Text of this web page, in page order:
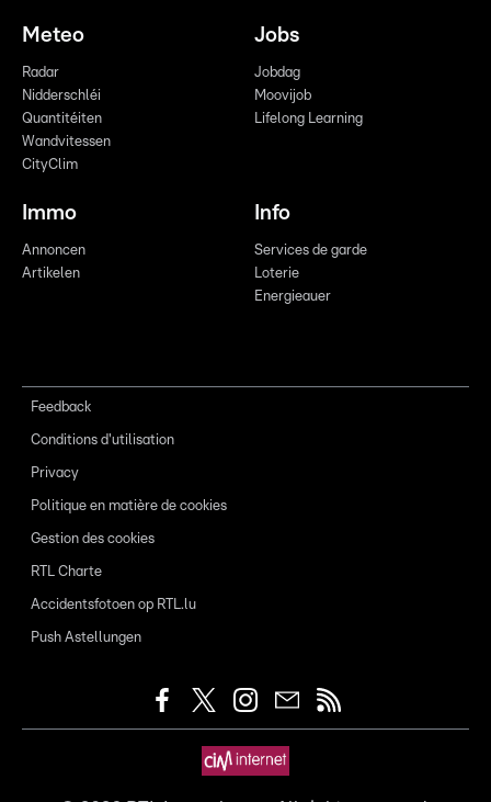
Meteo
Radar
Nidderschléi
Quantitéiten
Wandvitessen
CityClim
Jobs
Jobdag
Moovijob
Lifelong Learning
Immo
Annoncen
Artikelen
Info
Services de garde
Loterie
Energieauer
Feedback
Conditions d'utilisation
Privacy
Politique en matière de cookies
Gestion des cookies
RTL Charte
Accidentsfotoen op RTL.lu
Push Astellungen